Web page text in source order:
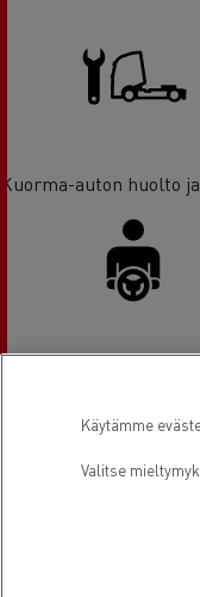
Kuorma-auton huolto
Käytämme
Valitse